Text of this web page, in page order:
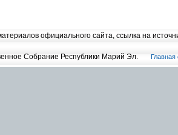
официального сайта, ссылка на
Собрание Республики Марий Эл.
Главная